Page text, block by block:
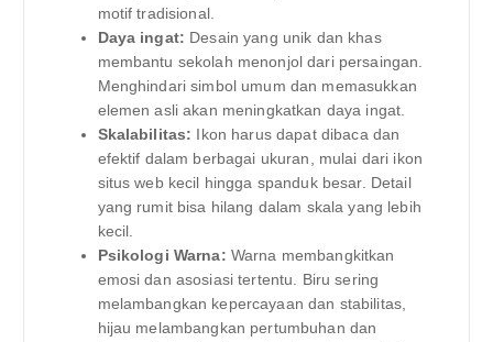
motif tradisional.
Daya ingat: Desain yang unik dan khas
membantu sekolah menonjol dari persaingan.
Menghindari simbol umum dan memasukkan
elemen asli akan meningkatkan daya ingat.
Skalabilitas: Ikon harus dapat dibaca dan
efektif dalam berbagai ukuran, mulai dari ikon
situs web kecil hingga spanduk besar. Detail
yang rumit bisa hilang dalam skala yang lebih
kecil.
Psikologi Warna: Warna membangkitkan
emosi dan asosiasi tertentu. Biru sering
melambangkan kepercayaan dan stabilitas,
hijau melambangkan pertumbuhan dan